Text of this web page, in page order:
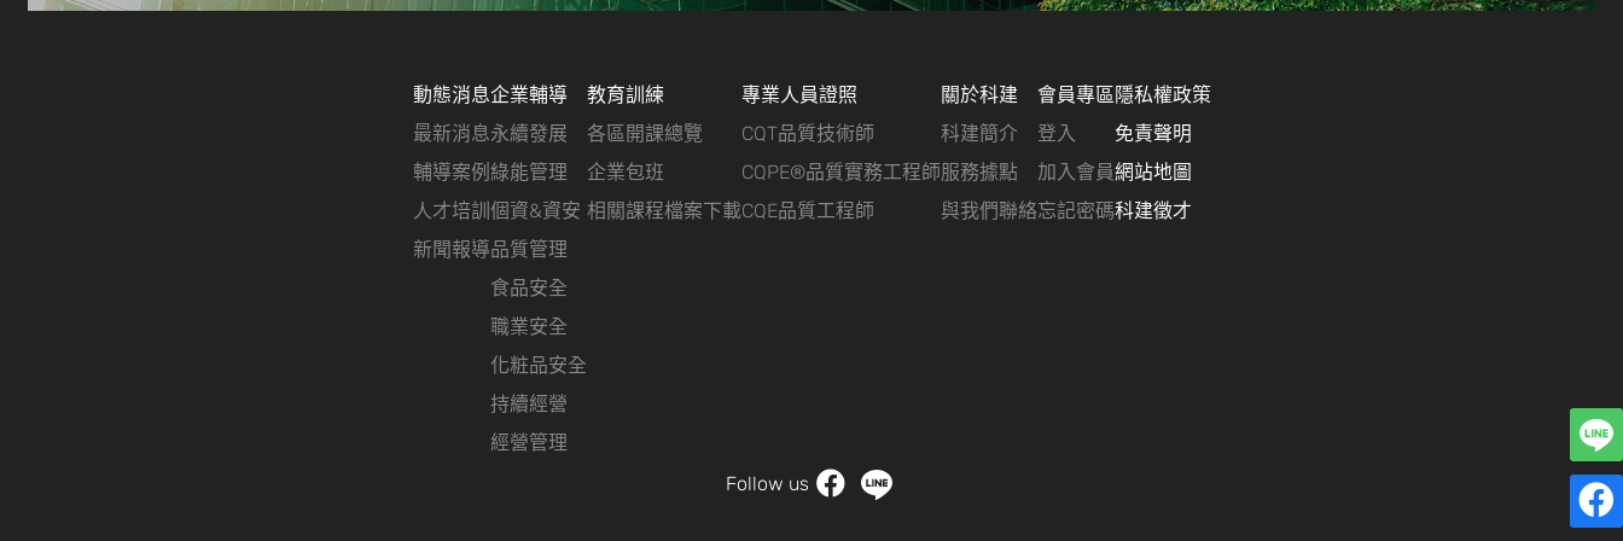
動態消息
最新消息
輔導案例
人才培訓
新聞報導
企業輔導
永續發展
綠能管理
個資&資安
品質管理
食品安全
職業安全
化粧品安全
持續經營
經營管理
教育訓練
各區開課總覽
企業包班
相關課程檔案下載
專業人員證照
CQT品質技術師
CQPE®品質實務工程師
CQE品質工程師
關於科建
科建簡介
服務據點
與我們聯絡
會員專區
登入
加入會員
忘記密碼
隱私權政策
免責聲明
網站地圖
科建徵才
Follow us